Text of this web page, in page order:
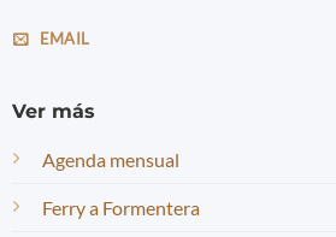
EMAIL
Ver más
Agenda mensual
Ferry a Formentera